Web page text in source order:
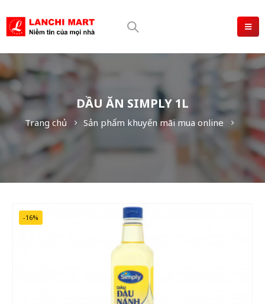
DẦU ĂN SIMPLY 1L
Trang chủ Sản phẩm khuyến mãi mua online
-16%